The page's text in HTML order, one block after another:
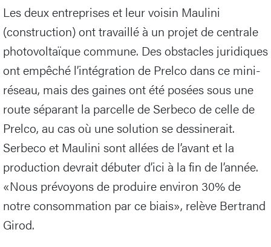
Les deux entreprises et leur voisin Maulini
(construction) ont travaillé à un projet de centrale
photovoltaïque commune. Des obstacles juridiques
ont empêché l’intégration de Prelco dans ce mini-
réseau, mais des gaines ont été posées sous une
route séparant la parcelle de Serbeco de celle de
Prelco, au cas où une solution se dessinerait.
Serbeco et Maulini sont allées de l’avant et la
production devrait débuter d’ici à la fin de l’année.
«Nous prévoyons de produire environ 30% de
notre consommation par ce biais», relève Bertrand
Girod.